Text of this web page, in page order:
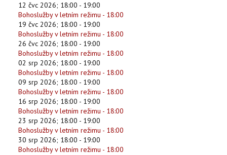
12 čvc 2026; 18:00 - 19:00
Bohoslužby v letním režimu - 18:00
19 čvc 2026; 18:00 - 19:00
Bohoslužby v letním režimu - 18:00
26 čvc 2026; 18:00 - 19:00
Bohoslužby v letním režimu - 18:00
02 srp 2026; 18:00 - 19:00
Bohoslužby v letním režimu - 18:00
09 srp 2026; 18:00 - 19:00
Bohoslužby v letním režimu - 18:00
16 srp 2026; 18:00 - 19:00
Bohoslužby v letním režimu - 18:00
23 srp 2026; 18:00 - 19:00
Bohoslužby v letním režimu - 18:00
30 srp 2026; 18:00 - 19:00
Bohoslužby v letním režimu - 18:00